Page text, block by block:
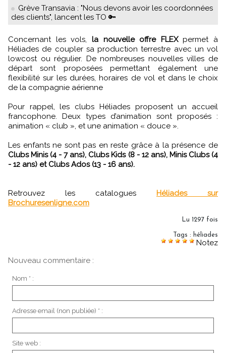
Grève Transavia : "Nous devons avoir les coordonnées
des clients", lancent les TO 🔑
Concernant les vols, la nouvelle offre FLEXpermet à
Héliades de coupler sa production terrestre avec un vol
lowcost ou régulier. De nombreuses nouvelles villes de
départ sont proposées permettant également une
flexibilité sur les durées, horaires de vol et dans le choix
de la compagnie aérienne
Pour rappel, les clubs Héliades proposent un accueil
francophone. Deux types d’animation sont proposés :
animation « club », et une animation « douce ».
Les enfants ne sont pas en reste grâce à la présence de
Clubs Minis (4 - 7 ans), Clubs Kids (8 - 12 ans), Minis Clubs (4
- 12 ans) et Clubs Ados (13 - 16 ans).
Retrouvez les catalogues Héliades sur
Brochuresenligne.com
Lu 1297 fois
Tags : héliades
Notez
Nouveau commentaire :
Nom * :
Adresse email (non publiée) * :
Site web :